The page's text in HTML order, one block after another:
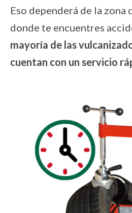
Eso dependerá de la zona
donde te encuentres
mayoría de las
cuentan con un servicio